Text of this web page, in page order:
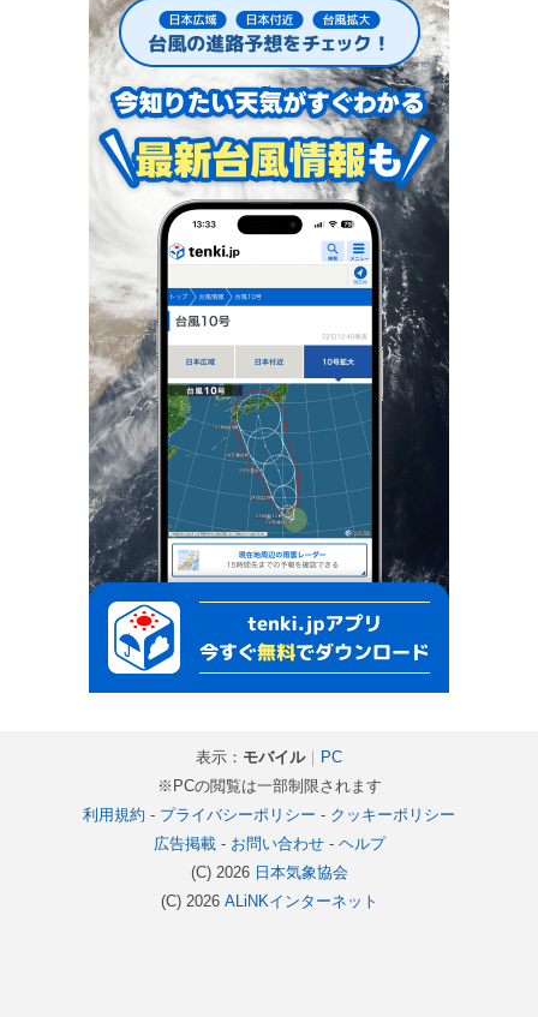
表示： モバイル｜ PC
※PCの閲覧は一部制限されます
利用規約 - プライバシーポリシー - クッキーポリシー
広告掲載- お問い合わせ- ヘルプ
(C) 2026 日本気象協会
(C) 2026 ALiNKインターネット